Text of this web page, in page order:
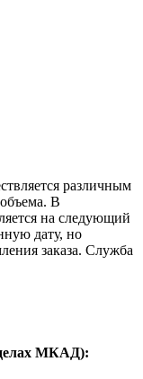
различным
В
на следующий
дату, но
заказа. Служба
МКАД):